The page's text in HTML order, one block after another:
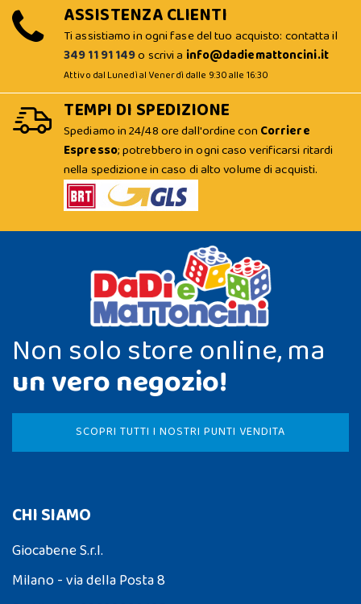
ASSISTENZA CLIENTI
Ti assistiamo in ogni fase del tuo acquisto: contatta il
349 11 91 149o scrivi a info@dadiemattoncini.it
Attivo dal Lunedì al Venerdì dalle 9:30 alle 16:30
TEMPI DI SPEDIZIONE
Spediamo in 24/48 ore dall'ordine con Corriere
Espresso; potrebbero in ogni caso verificarsi ritardi
nella spedizione in caso di alto volume di acquisti.
Non solo store online, ma
un vero negozio!
SCOPRI TUTTI I NOSTRI PUNTI VENDITA
CHI SIAMO
Giocabene S.r.l.
Milano - via della Posta 8